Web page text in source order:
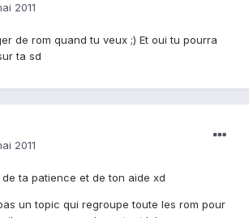
2011
de rom quand tu veux ;) Et oui tu pourra
ta sd
2011
ta patience et de ton aide xd
un topic qui regroupe toute les rom pour